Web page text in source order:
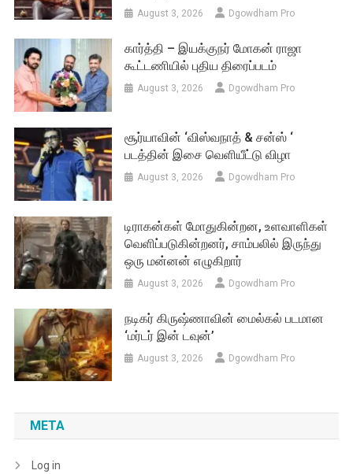
August 3, 2026 Dgowdham Pro
கார்த்தி – இயக்குநர் மோகன் ராஜா
கூட்டணியில் புதிய திரைப்படம்
August 3, 2026 Dgowdham Pro
சூர்யாவின் ‘விஸ்வநாத் & சன்ஸ் ‘
படத்தின் இசை வெளியீட்டு விழா
August 3, 2026 Dgowdham Pro
டிராகன்கள் மோதுகின்றன, உளவாளிகள்
வெளிப்படுகின்றனர், சாம்பலில் இருந்து
ஒரு மன்னன் எழுகிறார்
August 3, 2026 Dgowdham Pro
நடிகர் கிருஷ்ணாவின் மைல்கல் படமான
‘மர்டர் இன் டவுன்’
August 3, 2026 Dgowdham Pro
META
Log in